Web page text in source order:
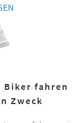
Biker fahren
Zweck